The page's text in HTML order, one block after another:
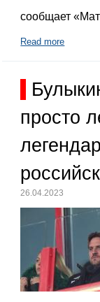
сообщает
Read more
просто
26.04.2023